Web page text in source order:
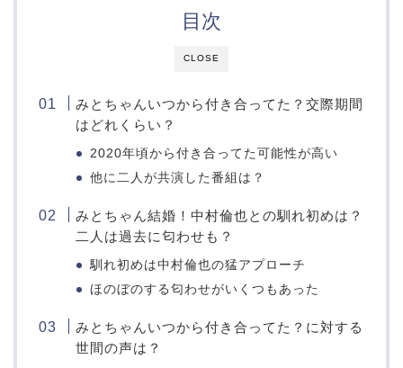
CLOSE
目次
みとちゃんいつから付き合ってた？交際期間
はどれくらい？
2020年頃から付き合ってた可能性が高い
他に二人が共演した番組は？
みとちゃん結婚！中村倫也との馴れ初めは？
二人は過去に匂わせも？
馴れ初めは中村倫也の猛アプローチ
ほのぼのする匂わせがいくつもあった
みとちゃんいつから付き合ってた？に対する
世間の声は？